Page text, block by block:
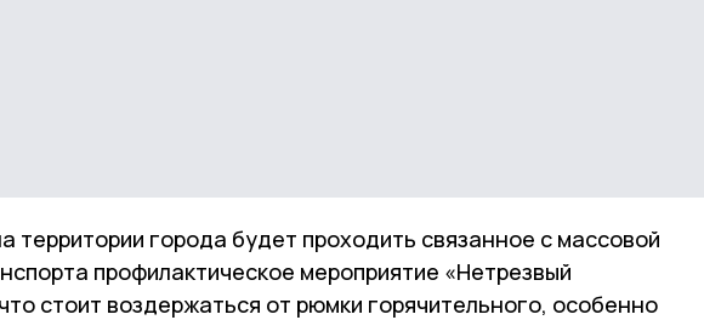
территории города будет проходить связанное с массовой
профилактическое мероприятие «Нетрезвый
стоит воздержаться от рюмки горячительного, особенно